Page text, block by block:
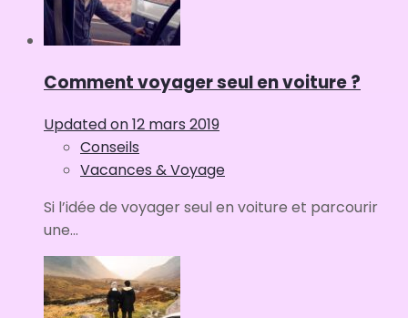
Comment voyager seul en voiture ?
Updated on12 mars 2019
Conseils
Vacances & Voyage
Si l’idée de voyager seul en voiture et parcourir
une...